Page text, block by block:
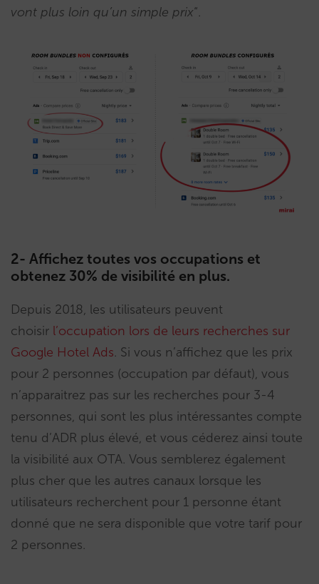
vont plus loin qu’un simple prix“.
2- Affichez toutes vos occupations et
obtenez 30% de visibilité en plus.
Depuis 2018, les utilisateurs peuvent
choisir l’occupation lors de leurs recherches sur
Google Hotel Ads. Si vous n’affichez que les prix
pour 2 personnes (occupation par défaut), vous
n’apparaitrez pas sur les recherches pour 3-4
personnes, qui sont les plus intéressantes compte
tenu d’ADR plus élevé, et vous céderez ainsi toute
la visibilité aux OTA. Vous semblerez également
plus cher que les autres canaux lorsque les
utilisateurs recherchent pour 1 personne étant
donné que ne sera disponible que votre tarif pour
2 personnes.